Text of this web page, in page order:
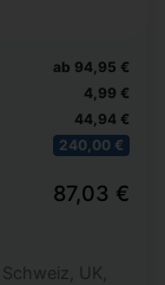
ab 94,95 €
4,99 €
44,94 €
240,00 €
87,03 €
UK,